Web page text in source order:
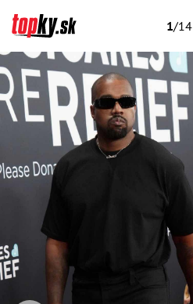
1/14